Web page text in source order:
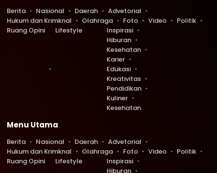
Berita Nasional Daerah
Advetorial
Hukum dan Krimknal
Olahraga Foto Video
Politik
Ruang Opini
Lifestyle
Inspirasi
Hiburan
Kesehatan
Karier
Edukasi
Kreativitas
Pendidikan
Kuliner
Kesehatan
Menu Utama
Berita Nasional Daerah
Advetorial
Hukum dan Krimknal
Olahraga Foto Video
Politik
Ruang Opini
Lifestyle
Inspirasi
Hiburan